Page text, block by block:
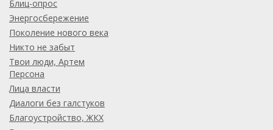
Блиц-опрос
Энергосбережение
Поколение нового века
Никто не забыт
Твои люди, Артем
Персона
Лица власти
Диалоги без галстуков
Благоустройство, ЖКХ